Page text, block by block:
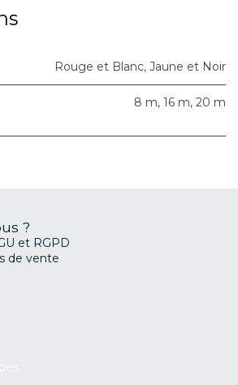
Rouge et Blanc, Jaune et Noir
8 m, 16 m, 20 m
?
et RGPD
de vente